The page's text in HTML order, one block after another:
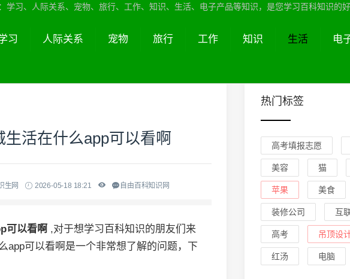
学习、人际关系、宠物、旅行、工作、知识、生活、电子产品等知识，是您学习百科知识的好
习 人际关系 宠物 旅行 工作 知识 生活 电
活在什么app可以看啊
生网 2026-05-18 18:21 自由百科知识网
可以看啊 ,对于想学习百科知识的朋友们来
app可以看啊是一个非常想了解的问题，下
热门标签
高考填报志愿
美容 猫
苹果 美食
装修公司 互
高考 吊顶设
红汤 电脑